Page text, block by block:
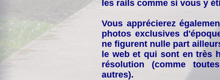
les rails comme si vous y
Vous apprécierez
photos exclusives
ne figurent nulle part
le web et qui sont en très
résolution (comme
autres).